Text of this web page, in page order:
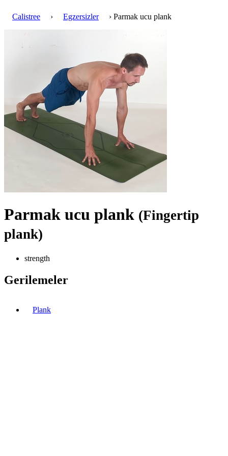
Calistree › Egzersizler › Parmak ucu plank
Parmak ucu plank (Fingertip
plank)
strength
Gerilemeler
Plank